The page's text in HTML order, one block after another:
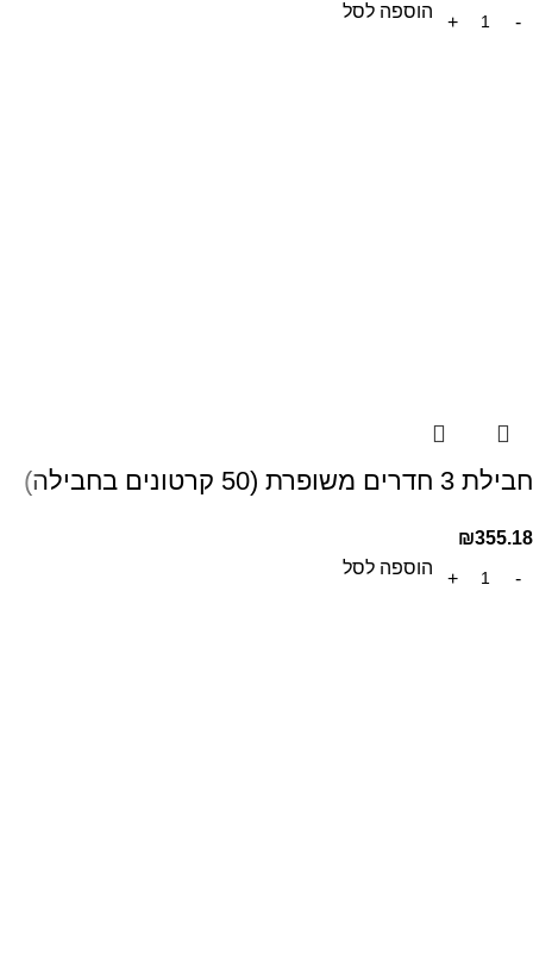
הוספה לסל
חבילת 3 חדרים משופרת (50 קרטונים בחבילה)
₪355.18
הוספה לסל